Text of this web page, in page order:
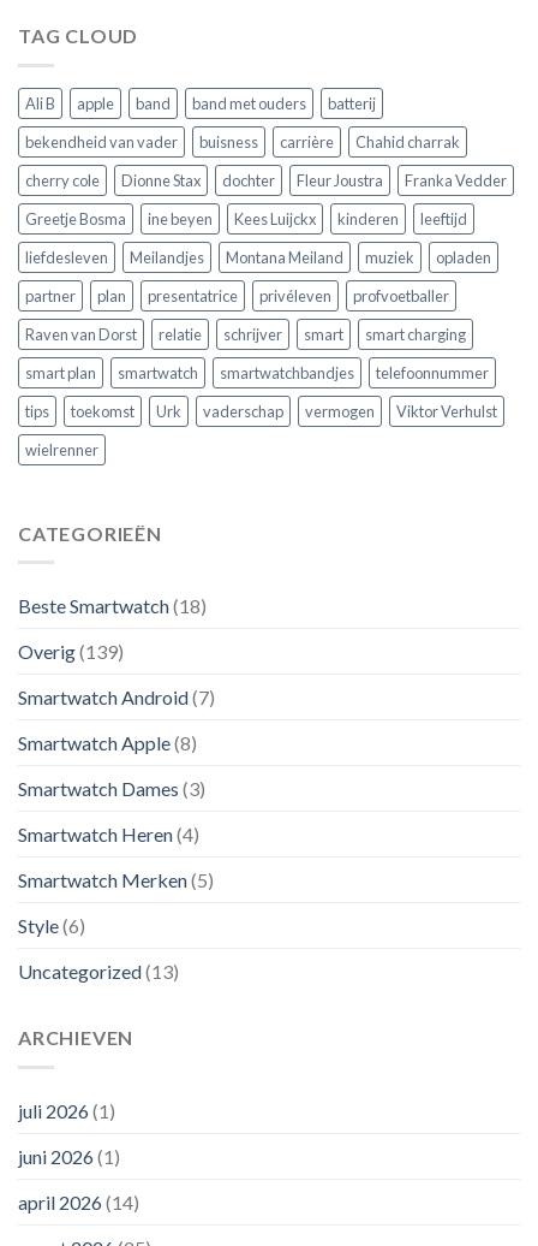
een
koopt
TAG CLOUD
Ali B apple band band met ouders
batterij
bekendheid van vader
buisness carrière
Chahid charrak
cherry cole
Dionne Stax dochter Fleur Joustra
Franka Vedder
Greetje Bosma
ine beyen Kees Luijckx kinderen
leeftijd
liefdesleven
Meilandjes Montana Meiland muziek
opladen
partner
plan presentatrice privéleven
profvoetballer
Raven van Dorst
relatie schrijver smart
smart charging
smart plan
smartwatch smartwatchbandjes
telefoonnummer
tips
toekomst Urk vaderschap vermogen
Viktor Verhulst
wielrenner
CATEGORIEËN
Beste Smartwatch(18)
Overig(139)
Smartwatch Android(7)
Smartwatch Apple(8)
Smartwatch Dames (3)
Smartwatch Heren(4)
Smartwatch Merken(5)
Style(6)
Uncategorized(13)
ARCHIEVEN
juli 2026(1)
juni 2026(1)
april 2026(14)